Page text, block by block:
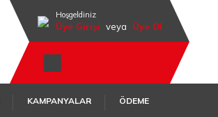
Hoşgeldiniz
Üye Girişi veya Üye Ol
KAMPANYALAR ÖDEME